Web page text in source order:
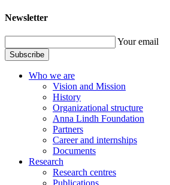
Newsletter
Your email
Subscribe
Who we are
Vision and Mission
History
Organizational structure
Anna Lindh Foundation
Partners
Career and internships
Documents
Research
Research centres
Publications